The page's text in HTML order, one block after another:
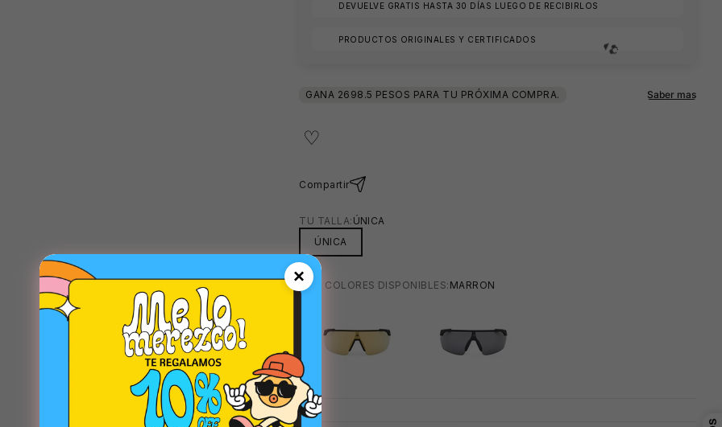
DEVUELVE GRATIS HASTA 30 DÍAS LUEGO DE RECIBIRLOS
PRODUCTOS ORIGINALES Y CERTIFICADOS
Compartir
TU TALLA: ÚNICA
ÚNICA
MAS COLORES DISPONIBLES: MARRON
×
🕶️